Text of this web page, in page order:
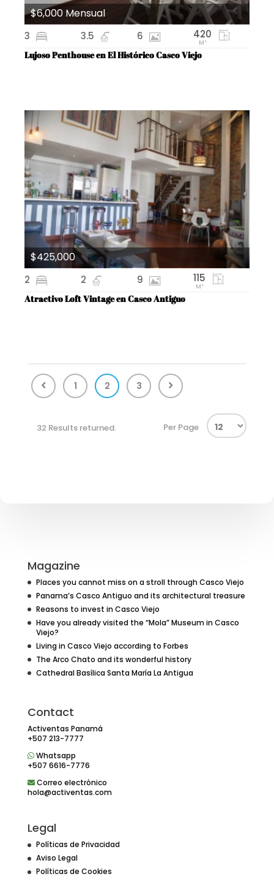
Lujoso Penthouse en El Histórico Casco Viejo
3 3.5 6 420
M²
$6,000 Mensual
Atractivo Loft Vintage en Casco Antiguo
2 2 9 115
M²
$425,000
1 2 3
32 Results returned. Per Page
Magazine
Places you cannot miss on a stroll through Casco Viejo
Panama’s Casco Antiguo and its architectural treasure
Reasons to invest in Casco Viejo
Have you already visited the “Mola” Museum in Casco
Viejo?
Living in Casco Viejo according to Forbes
The Arco Chato and its wonderful history
Cathedral Basílica Santa María La Antigua
Contact
Activentas Panamá
+507 213-7777
Whatsapp
+507 6616-7776
Correo electrónico
hola@activentas.com
Legal
Políticas de Privacidad
Aviso Legal
Políticas de Cookies